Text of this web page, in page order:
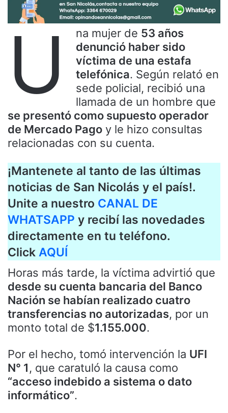
U na mujer de 53 años
denunció haber sido
víctima de una estafa
telefónica. Según relató en
sede policial, recibió una
llamada de un hombre que
se presentó como supuesto operador
de Mercado Pago y le hizo consultas
relacionadas con su cuenta.
¡Mantenete al tanto de las últimas
noticias de San Nicolás y el país!.
Unite a nuestro CANAL DE
WHATSAPP y recibí las novedades
directamente en tu teléfono.
Click AQUÍ
Horas más tarde, la víctima advirtió que
desde su cuenta bancaria del Banco
Nación se habían realizado cuatro
transferencias no autorizadas, por un
monto total de $1.155.000.
Por el hecho, tomó intervención la UFI
N° 1, que caratuló la causa como
“acceso indebido a sistema o dato
informático”.